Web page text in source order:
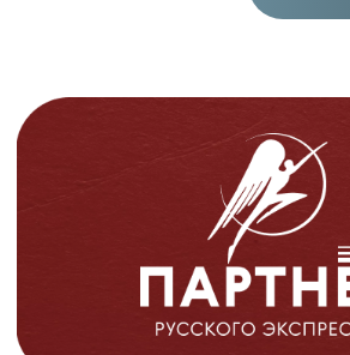
приоритетным.
Мы ценим каждого, кто выбирает
«Русский Экспресс». Мы ценим
обратную связь, которую получаем от
вас. Мне приятно отметить, что
средняя оценка, которую наши агенты
выставляют сотрудникам, не
опускается ниже 4,8 баллов.
Туристическая отрасль сейчас
переживает непростые времена,
однако продажи холдинга растут.